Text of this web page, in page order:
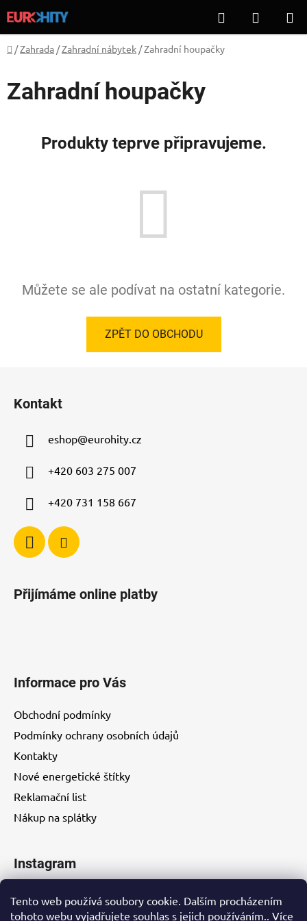
Tento web používá soubory cookie. Dalším procházením
tohoto webu vyjadřujete souhlas s jejich používáním.. Více
na
obsah
Hledat
KOŠÍK
Domů
/Zahrada /Zahradní nábytek /Zahradní houpačky
Zahradní houpačky
Produkty teprve připravujeme.
Můžete se ale podívat na ostatní kategorie.
ZPĚT DO OBCHODU
Kontakt
eshop@eurohity.cz
+420 603 275 007
+420 731 158 667
Přijímáme online platby
Informace pro Vás
Obchodní podmínky
Podmínky ochrany osobních údajů
Kontakty
Nové energetické štítky
Reklamační list
Nákup na splátky
Instagram